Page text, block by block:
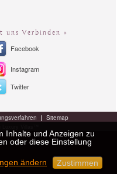
uns Verbinden »
Facebook
Instagram
Twitter
Sitemap
Inhalte und Anzeigen zu
oder diese Einstellung
ändern
Zustimmen